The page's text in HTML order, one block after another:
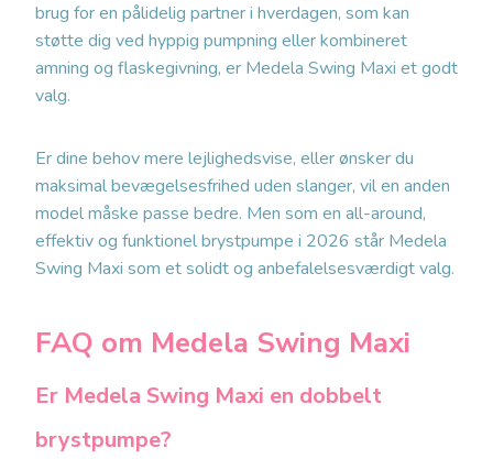
brug for en pålidelig partner i hverdagen, som kan
støtte dig ved hyppig pumpning eller kombineret
amning og flaskegivning, er Medela Swing Maxi et godt
valg.
Er dine behov mere lejlighedsvise, eller ønsker du
maksimal bevægelsesfrihed uden slanger, vil en anden
model måske passe bedre. Men som en all-around,
effektiv og funktionel brystpumpe i 2026 står Medela
Swing Maxi som et solidt og anbefalelsesværdigt valg.
FAQ om Medela Swing Maxi
Er Medela Swing Maxi en dobbelt
brystpumpe?